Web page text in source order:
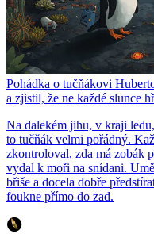
Pohádka o tučňákovi
a zjistil, že ne každé slunce
Na dalekém jihu, v kraji
to tučňák velmi pořádný.
zkontroloval, zda má zobák
vydal k moři na snídani.
břiše a docela dobře
foukne přímo do zad.